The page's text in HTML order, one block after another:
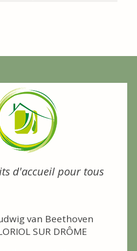
d'accueil pour tous
van Beethoven
SUR DRÔME